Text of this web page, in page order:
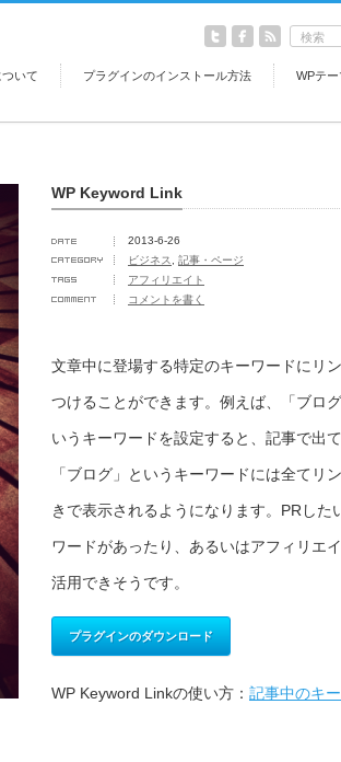
いて プラグインのインストール方法 WPテー
WP Keyword Link
2013-6-26
ビジネス
記事・ページ
アフィリエイト
コメントを書く
文章中に登場する特定のキーワードにリ
つけることができます。例えば、「ブロ
いうキーワードを設定すると、記事で出
「ブログ」というキーワードには全てリ
きで表示されるようになります。PRした
ワードがあったり、あるいはアフィリエ
活用できそうです。
プラグインのダウンロード
WP Keyword Linkの使い方： 記事中のキ